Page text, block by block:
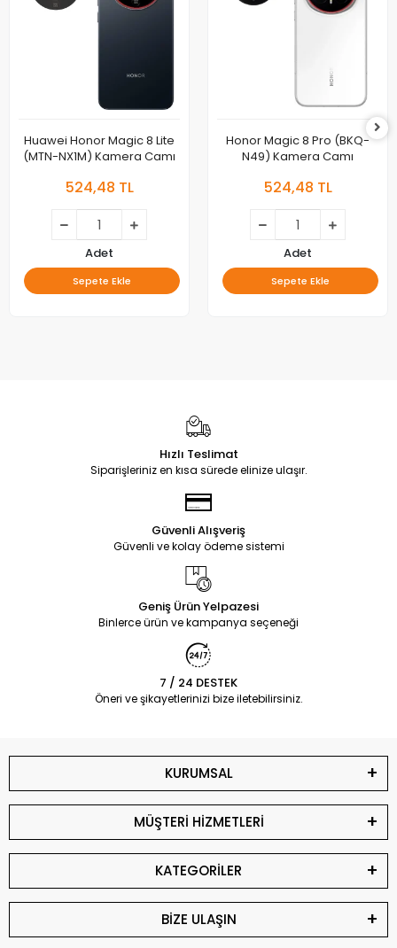
Huawei Honor Magic 8 Lite
(MTN-NX1M) Kamera Camı
524,48 TL
Adet
Sepete Ekle
Honor Magic 8 Pro (BKQ-
N49) Kamera Camı
524,48 TL
Adet
Sepete Ekle
Hızlı Teslimat
Siparişleriniz en kısa sürede elinize ulaşır.
Güvenli Alışveriş
Güvenli ve kolay ödeme sistemi
Geniş Ürün Yelpazesi
Binlerce ürün ve kampanya seçeneği
7 / 24 DESTEK
Öneri ve şikayetlerinizi bize iletebilirsiniz.
KURUMSAL
MÜŞTERİ HİZMETLERİ
KATEGORİLER
BİZE ULAŞIN